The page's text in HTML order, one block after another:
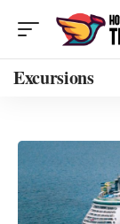
Excursions